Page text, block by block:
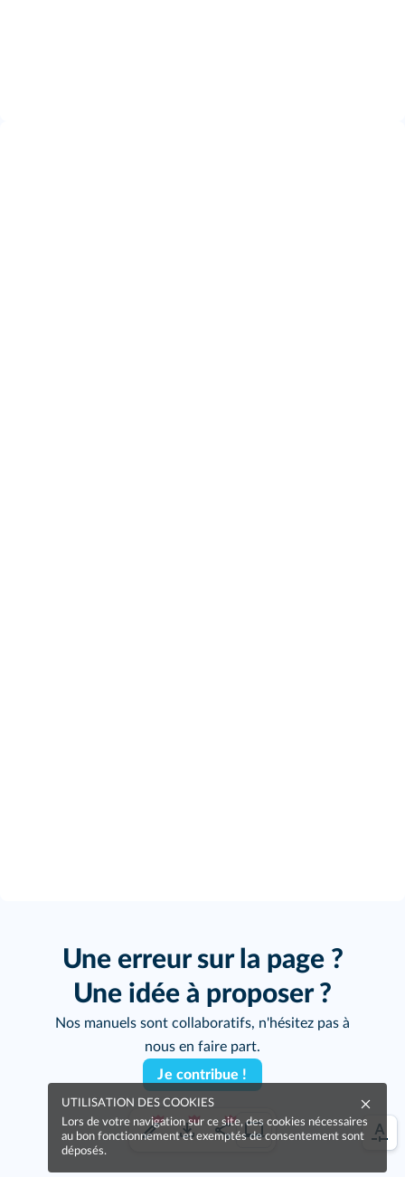
Une erreur sur la page ?
Une idée à proposer ?
Nos manuels sont collaboratifs, n'hésitez pas à
nous en faire part.
Je contribue !
UTILISATION DES COOKIES
Lors de votre navigation sur ce site, des cookies nécessaires
au bon fonctionnement et exemptés de consentement sont
déposés.